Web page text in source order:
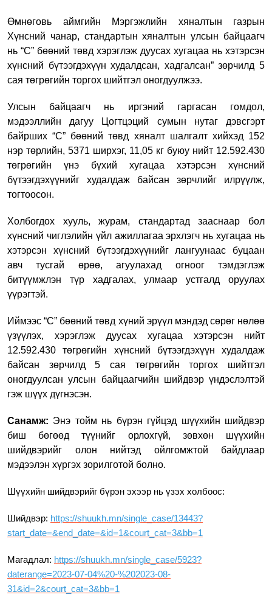
Өмнөговь аймгийн Мэргэжлийн хяналтын газрын
Хүнсний чанар, стандартын хяналтын улсын байцаагч
нь “С” бөөний төвд хэрэглэж дуусах хугацаа нь хэтэрсэн
хүнсний бүтээгдэхүүн худалдсан, хадгалсан” зөрчилд 5
сая төгрөгийн торгох шийтгэл оногдуулжээ.
Улсын байцаагч нь иргэний гаргасан гомдол,
мэдээллийн дагуу Цогтцэций сумын нутаг дэвсгэрт
байрших “С” бөөний төвд хяналт шалгалт хийхэд 152
нэр төрлийн, 5371 ширхэг, 11,05 кг буюу нийт 12.592.430
төгрөгийн үнэ бүхий хугацаа хэтэрсэн хүнсний
бүтээгдэхүүнийг худалдаж байсан зөрчлийг илрүүлж,
тогтоосон.
Холбогдох хууль, журам, стандартад зааснаар бол
хүнсний чиглэлийн үйл ажиллагаа эрхлэгч нь хугацаа нь
хэтэрсэн хүнсний бүтээгдэхүүнийг лангуунаас буцаан
авч тусгай өрөө, агуулахад огноог тэмдэглэж
битүүмжлэн түр хадгалах, улмаар устгалд оруулах
үүрэгтэй.
Иймээс“С” бөөний төвд хүний эрүүл мэндэд сөрөг нөлөө
үзүүлэх, хэрэглэж дуусах хугацаа хэтэрсэн нийт
12.592.430 төгрөгийн хүнсний бүтээгдэхүүн худалдаж
байсан зөрчилд 5 сая төгрөгийнторгох шийтгэл
оногдуулсан улсын байцаагчийн шийдвэр үндэслэлтэй
гэж шүүх дүгнэсэн.
Санамж: Энэ тойм нь бүрэн гүйцэд шүүхийн шийдвэр
биш бөгөөд түүнийг орлохгүй, зөвхөн шүүхийн
шийдвэрийг олон нийтэд ойлгомжтой байдлаар
мэдээлэн хүргэх зорилготой болно.
Шүүхийн шийдвэрийг бүрэн эхээр нь үзэх холбоос:
Шийдвэр: https://shuukh.mn/single_case/13443?
start_date=&end_date=&id=1&court_cat=3&bb=1
Магадлал: https://shuukh.mn/single_case/5923?
daterange=2023-07-04%20-%202023-08-
31&id=2&court_cat=3&bb=1